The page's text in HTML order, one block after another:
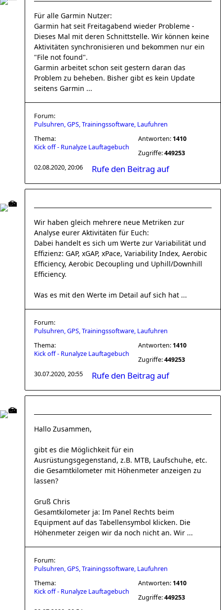
Für alle Garmin Nutzer:
Garmin hat seit Freitagabend wieder Probleme -
Dieses Mal mit deren Schnittstelle. Wir können keine
Aktivitäten synchronisieren und bekommen nur ein
"File not found".
Garmin arbeitet schon seit gestern daran das
Problem zu beheben. Bisher gibt es kein Update
seitens Garmin ...
Forum:
Pulsuhren, GPS, Trainingssoftware, Laufuhren
Thema:
Kick off - Runalyze Lauftagebuch
Antworten: 1410
Zugriffe:449253
02.08.2020, 20:06
Rufe den Beitrag auf
Wir haben gleich mehrere neue Metriken zur
Analyse eurer Aktivitäten für Euch:
Dabei handelt es sich um Werte zur Variabilität und
Effizienz: GAP, xGAP, xPace, Variability Index, Aerobic
Efficiency, Aerobic Decoupling und Uphill/Downhill
Efficiency.
Was es mit den Werte im Detail auf sich hat ...
Forum:
Pulsuhren, GPS, Trainingssoftware, Laufuhren
Thema:
Kick off - Runalyze Lauftagebuch
Antworten: 1410
Zugriffe:449253
30.07.2020, 20:55
Rufe den Beitrag auf
Hallo Zusammen,
gibt es die Möglichkeit für ein
Ausrüstungsgegenstand, z.B. MTB, Laufschuhe, etc.
die Gesamtkilometer mit Höhenmeter anzeigen zu
lassen?
Gruß Chris
Gesamtkilometer ja: Im Panel Rechts beim
Equipment auf das Tabellensymbol klicken. Die
Höhenmeter zeigen wir da noch nicht an. Wir ...
Forum:
Pulsuhren, GPS, Trainingssoftware, Laufuhren
Thema:
Kick off - Runalyze Lauftagebuch
Antworten: 1410
Zugriffe:449253